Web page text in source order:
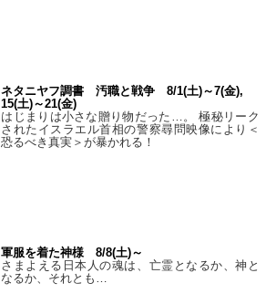
ネタニヤフ調書 汚職と戦争 8/1(土)～7(金),
15(土)～21(金)
はじまりは小さな贈り物だった…。 極秘リーク
されたイスラエル首相の警察尋問映像により＜
恐るべき真実＞が暴かれる！
軍服を着た神様 8/8(土)～
さまよえる日本人の魂は、亡霊となるか、神と
なるか、それとも…